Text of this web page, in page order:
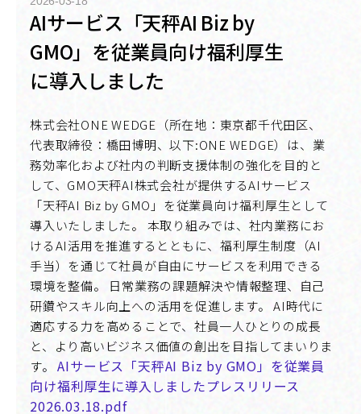
AIサービス「天秤AI Biz by
GMO」を従業員向け福利厚生
に導入しました
株式会社ONE WEDGE（所在地：東京都千代田区、
代表取締役：橋田博明、以下:ONE WEDGE）は、業
務効率化および社内の判断支援体制の強化を目的と
して、GMO天秤AI株式会社が提供するAIサービス
「天秤AI Biz by GMO」を従業員向け福利厚生として
導入いたしました。 本取り組みでは、社内業務にお
けるAI活用を推進するとともに、福利厚生制度（AI
手当）を通じて社員が自由にサービスを利用できる
環境を整備。 日常業務の課題解決や情報整理、自己
研鑽やスキル向上への活用を促進します。 AI時代に
適応する力を高めることで、社員一人ひとりの成長
と、より高いビジネス価値の創出を目指してまいりま
す。AIサービス「天秤AI Biz by GMO」を従業員
向け福利厚生に導入しましたプレスリリース
2026.03.18.pdf